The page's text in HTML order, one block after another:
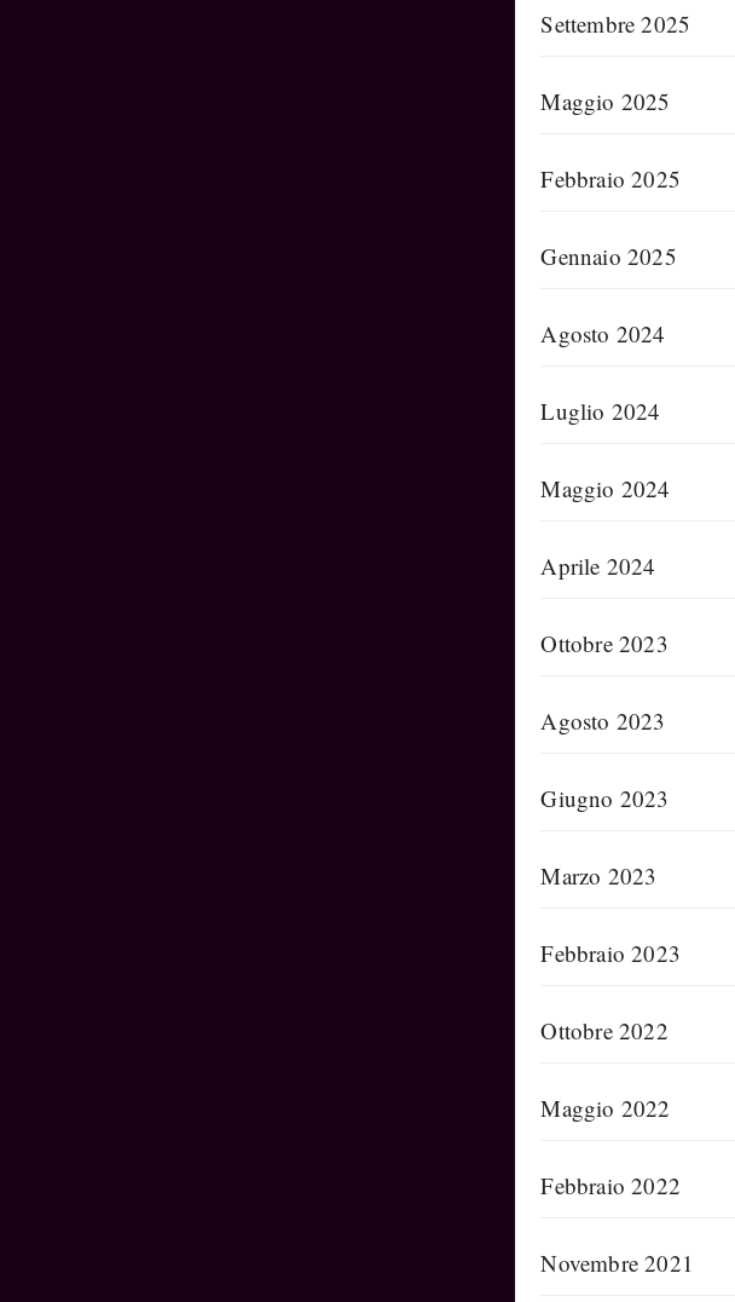
Settembre 2025
Maggio 2025
Febbraio 2025
Gennaio 2025
Agosto 2024
Luglio 2024
Maggio 2024
Aprile 2024
Ottobre 2023
Agosto 2023
Giugno 2023
Marzo 2023
Febbraio 2023
Ottobre 2022
Maggio 2022
Febbraio 2022
Novembre 2021